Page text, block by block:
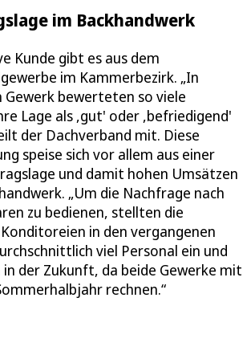
im Backhandwerk
Kunde gibt es aus dem
im Kammerbezirk. „In
Gewerk bewerteten so viele
Lage als ,gut' oder ,befriedigend'
der Dachverband mit. Diese
speise sich vor allem aus einer
und damit hohen Umsätzen
„Um die Nachfrage nach
zu bedienen, stellten die
in den vergangenen
viel Personal ein und
in der Zukunft, da beide Gewerke mit
rechnen.“